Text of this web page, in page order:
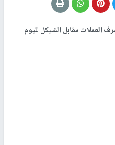
العملات مقابل الشيكل لليوم